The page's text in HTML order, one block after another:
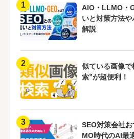
1
AIO・LLMO・
いと対策方法
解説
2
似ている画像
索”が超便利！
3
SEO対策会社
MO時代のAI最